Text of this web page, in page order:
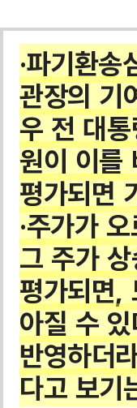
·파기환
관장의 기
우 전 대
원이 이를
평가되면
·주가가
그 주가
평가되면,
아질 수
반영하더
다고 보기